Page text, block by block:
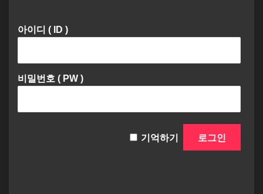
아이디 ( ID )
비밀번호 ( PW )
기억하기